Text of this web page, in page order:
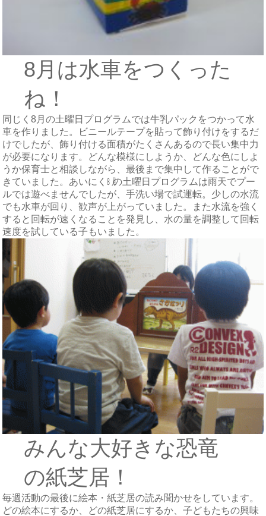
8月は水車をつくった
ね！
同じく8月の土曜日プログラムでは牛乳パックをつかって水
車を作りました。ビニールテープを貼って飾り付けをするだ
けでしたが、飾り付ける面積がたくさんあるので長い集中力
が必要になります。どんな模様にしようか、どんな色にしよ
うか保育士と相談しながら、最後まで集中して作ることがで
きていました。あいにく㋇の土曜日プログラムは雨天でプー
ルでは遊べませんでしたが、手洗い場で試運転。少しの水流
でも水車が回り、歓声が上がっていました。また水流を強く
すると回転が速くなることを発見し、水の量を調整して回転
速度を試している子もいました。
みんな大好きな恐竜
の紙芝居！
毎週活動の最後に絵本・紙芝居の読み聞かせをしています。
どの絵本にするか、どの紙芝居にするか、子どもたちの興味